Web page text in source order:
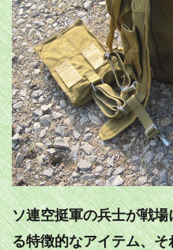
ソ連空挺軍の兵士が戦
る特徴的なアイテム、